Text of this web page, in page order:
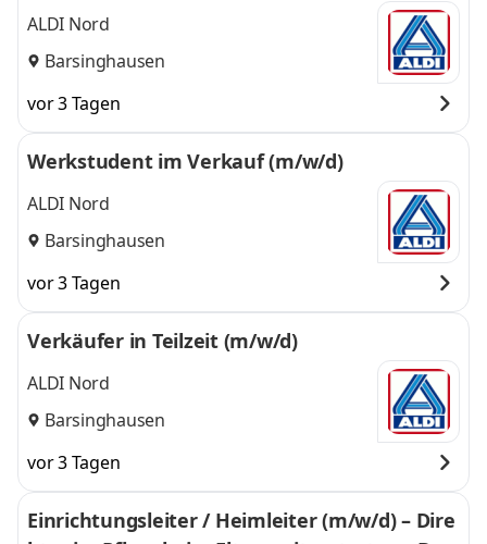
ALDI Nord
Barsinghausen
vor 3 Tagen
Werkstudent im Verkauf (m/w/d)
ALDI Nord
Barsinghausen
vor 3 Tagen
Verkäufer in Teilzeit (m/w/d)
ALDI Nord
Barsinghausen
vor 3 Tagen
Einrichtungsleiter / Heimleiter (m/w/d) – Dire